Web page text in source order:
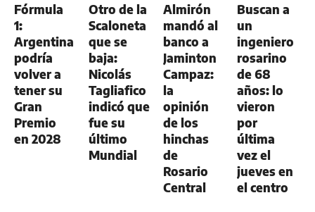
Fórmula
1:
Argentina
podría
volver a
tener su
Gran
Premio
en 2028
Otro de la
Scaloneta
que se
baja:
Nicolás
Tagliafico
indicó que
fue su
último
Mundial
Almirón
mandó al
banco a
Jaminton
Campaz:
la
opinión
de los
hinchas
de
Rosario
Central
Buscan a
un
ingeniero
rosarino
de 68
años: lo
vieron
por
última
vez el
jueves en
el centro